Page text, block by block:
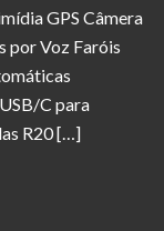
GPS Câmera
por Voz Faróis
C para
R20 […]